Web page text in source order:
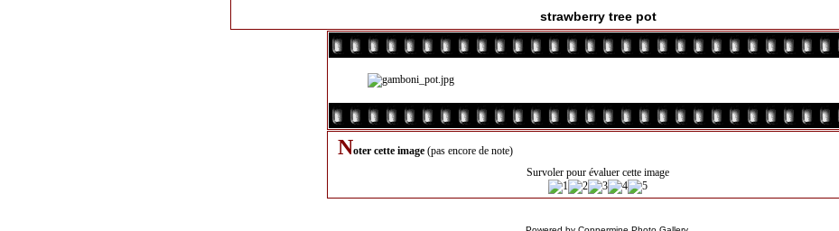
strawberry tree pot
Noter cette image (pas encore de note)
Survoler pour évaluer cette image